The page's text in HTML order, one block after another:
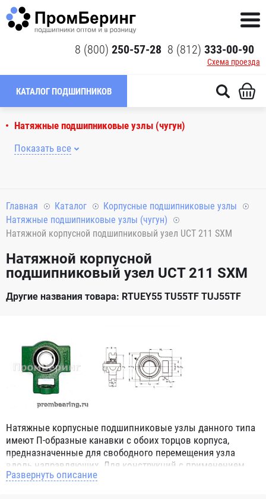
8 (800) 250-57-28 8 (812) 333-00-90
Схема проезда
КАТАЛОГ ПОДШИПНИКОВ
Натяжные подшипниковые узлы (чугун)
Показать все
Главная Каталог
Корпусные подшипниковые узлы
Натяжные подшипниковые узлы (чугун)
Натяжной корпусной подшипниковый узел UCT 211 SXM
Натяжной корпусной
подшипниковый узел UCT 211 SXM
Другие названия товара: RTUEY55 TU55TF TUJ55TF
Натяжные корпусные подшипниковые узлы данного типа
имеют П-образные канавки с обоих торцов корпуса,
предназначенные для свободного перемещения узла
вдоль направляющих. Для конструкций с применением
данного узла нет ограничений, даже если вал вращается
Развернуть описание